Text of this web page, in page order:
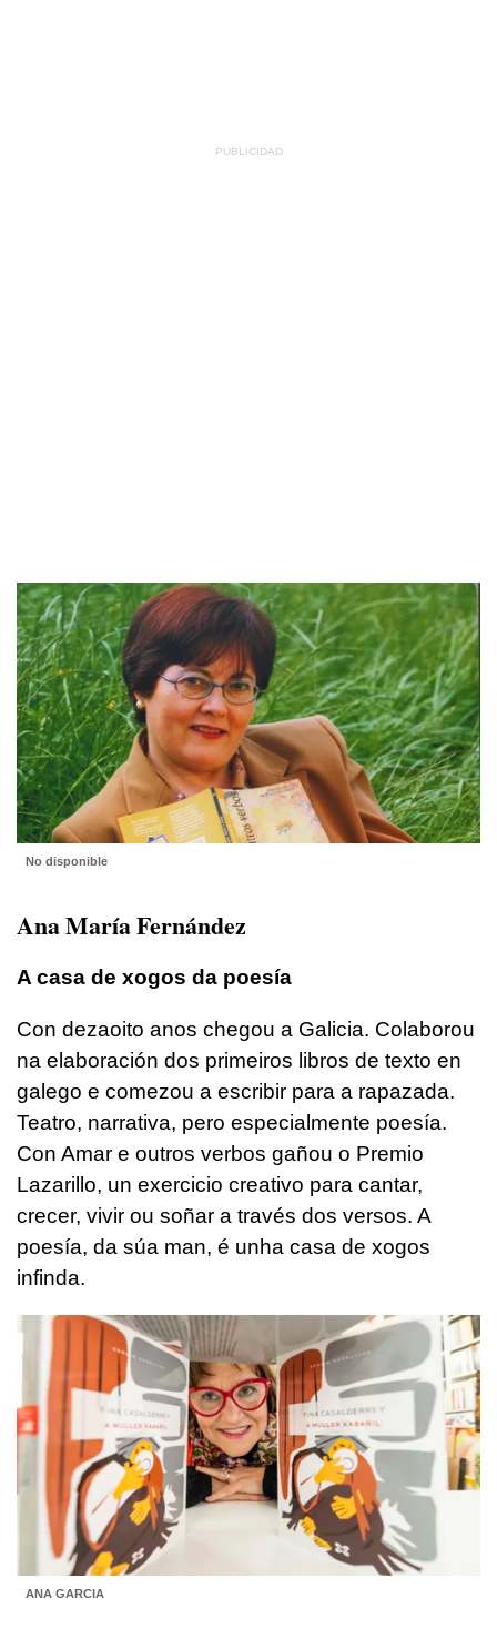
No disponible
Ana María Fernández
A casa de xogos da poesía
Con dezaoito anos chegou a Galicia. Colaborou
na elaboración dos primeiros libros de texto en
galego e comezou a escribir para a rapazada.
Teatro, narrativa, pero especialmente poesía.
Con Amar e outros verbos gañou o Premio
Lazarillo, un exercicio creativo para cantar,
crecer, vivir ou soñar a través dos versos. A
poesía, da súa man, é unha casa de xogos
infinda.
ANA GARCIA